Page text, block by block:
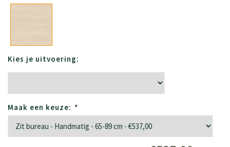
Kies je uitvoering:
Maak een keuze: *